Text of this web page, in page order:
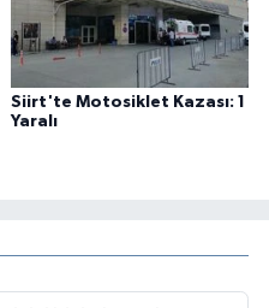
Siirt'te Motosiklet Kazası: 1
Yaralı